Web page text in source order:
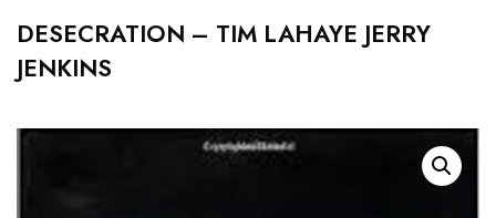
DESECRATION – TIM LAHAYE JERRY
JENKINS